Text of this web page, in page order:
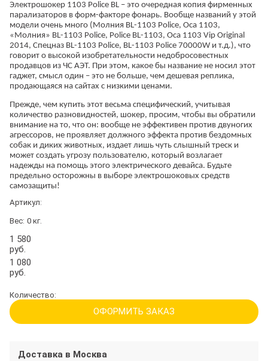
Электрошокер 1103 Police BL – это очередная копия фирменных
парализаторов в форм-факторе фонарь. Вообще названий у этой
модели очень много (Молния BL-1103 Police, Оса 1103,
«Молния» BL-1103 Police, Police BL-1103, Оса 1103 Vip Original
2014, Спецназ BL-1103 Police, BL-1103 Police 70000W и т.д.), что
говорит о высокой изобретательности недобросовестных
продавцов из ЧС АЭТ. При этом, какое бы название не носил этот
гаджет, смысл один – это не больше, чем дешевая реплика,
продающаяся на сайтах с низкими ценами.
Прежде, чем купить этот весьма специфический, учитывая
количество разновидностей, шокер, просим, чтобы вы обратили
внимание на то, что он: вообще не эффективен против двуногих
агрессоров, не проявляет должного эффекта против бездомных
собак и диких животных, издает лишь чуть слышный треск и
может создать угрозу пользователю, который возлагает
надежды на помощь этого электрического девайса. Будьте
предельно осторожны в выборе электрошоковых средств
самозащиты!
Артикул:
Вес: 0 кг.
1 580
руб.
1 080
руб.
Количество:
ОФОРМИТЬ ЗАКАЗ
Доставка в Москва